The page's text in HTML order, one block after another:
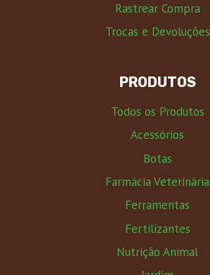
Rastrear Compra
Trocas e Devoluções
PRODUTOS
Todos os Produtos
Acessórios
Botas
Farmácia Veterinária
Ferramentas
Fertilizantes
Nutrição Animal